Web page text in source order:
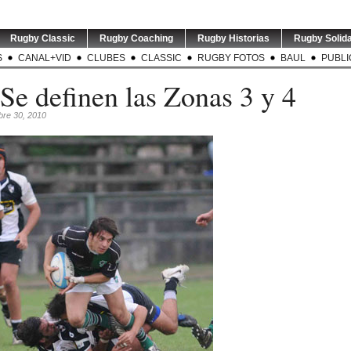
Rugby Classic Rugby Coaching Rugby Historias Rugby
CANAL+VID CLUBES CLASSIC RUGBY FOTOS BAUL
definen las Zonas 3 y 4
30, 2010
0
NZL | Nueva
su gira...
TEST MATCH | ARG v RSA |
El entrenador de ...
2
GREATEST RIVALRY | P1 |
Los entrenadores de ...
LOS PUMAS | Tomás
Albornoz ha sido
suspendido por
RUGBY INT`L | Thomas
Ramos de 31 años será